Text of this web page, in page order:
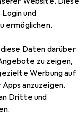
Login und
ermöglichen.
Daten darüber
zu zeigen,
Werbung auf
anzuzeigen.
Dritte und
Kitted Advanced